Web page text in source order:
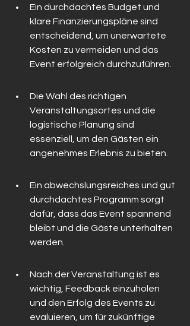
Ein durchdachtes Budget und
klare Finanzierungspläne sind
entscheidend, um unerwartete
Kosten zu vermeiden und das
Event erfolgreich durchzuführen.
Die Wahl des richtigen
Veranstaltungsortes und die
logistische Planung sind
essenziell, um den Gästen ein
angenehmes Erlebnis zu bieten.
Ein abwechslungsreiches und gut
durchdachtes Programm sorgt
dafür, dass das Event spannend
bleibt und die Gäste unterhalten
werden.
Nach der Veranstaltung ist es
wichtig, Feedback einzuholen
und den Erfolg des Events zu
evaluieren, um für zukünftige